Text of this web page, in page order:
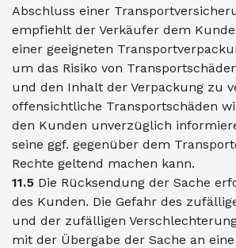
Abschluss einer
empfiehlt der Verkäufer dem
einer geeigneten
um das Risiko von
und den Inhalt der Verpackung zu
offensichtliche Transportschäden
den Kunden unverzüglich
seine ggf. gegenüber dem
Rechte geltend machen kann.
11.5 Die Rücksendung der Sache
des Kunden. Die Gefahr des
und der zufälligen
mit der Übergabe der Sache an